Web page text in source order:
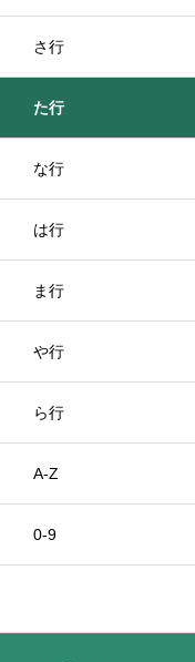
さ行
た行
な行
は行
ま行
や行
ら行
A-Z
0-9